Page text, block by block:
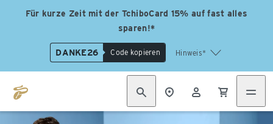
Für kurze Zeit mit der TchiboCard 15% auf fast alles
sparen!*
DANKE26 Code kopieren Hinweis*